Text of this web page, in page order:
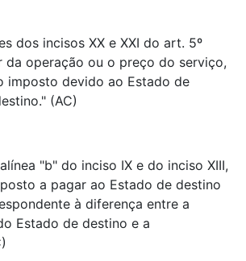
dos incisos XX e XXI do art. 5º
da operação ou o preço do serviço,
imposto devido ao Estado de
(AC)
"b" do inciso IX e do inciso XIII,
a pagar ao Estado de destino
à diferença entre a
Estado de destino e a